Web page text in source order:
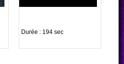
Durée : 194 sec